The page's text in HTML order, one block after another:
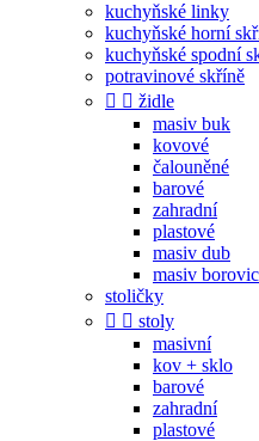
kuchyňské linky
kuchyňské horní
kuchyňské spodní
potravinové skříně
  židle
masiv buk
kovové
čalouněné
barové
zahradní
plastové
masiv dub
masiv
stoličky
  stoly
masivní
kov + sklo
barové
zahradní
plastové